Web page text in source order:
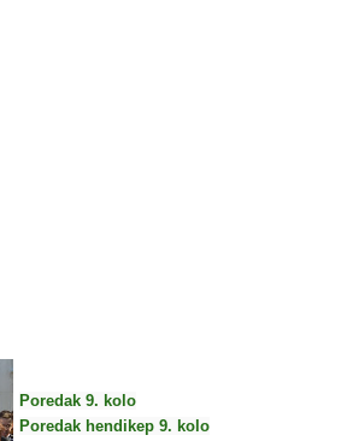
Poredak 9. kolo
Poredak hendikep 9. kolo